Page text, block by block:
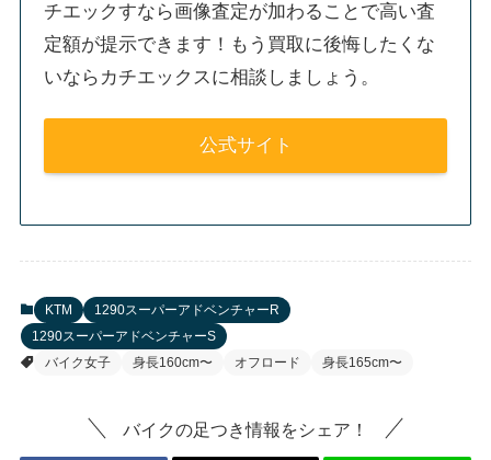
チエックすなら画像査定が加わることで高い査
定額が提示できます！もう買取に後悔したくな
いならカチエックスに相談しましょう。
公式サイト
KTM
1290スーパーアドベンチャーR
1290スーパーアドベンチャーS
バイク女子
身長160cm〜 オフロード 身長165cm〜
バイクの足つき情報をシェア！